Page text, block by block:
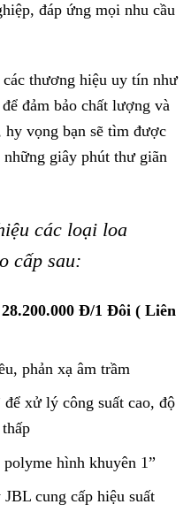
đáp ứng mọi nhu cầu
thương hiệu uy tín như
đảm bảo chất lượng và
vọng bạn sẽ tìm được
giây phút thư giãn
các loại loa
cấp sau:
Đ/1 Đôi ( Liên
phản xạ âm trầm
xử lý công suất cao, độ
hình khuyên 1”
cung cấp hiệu suất